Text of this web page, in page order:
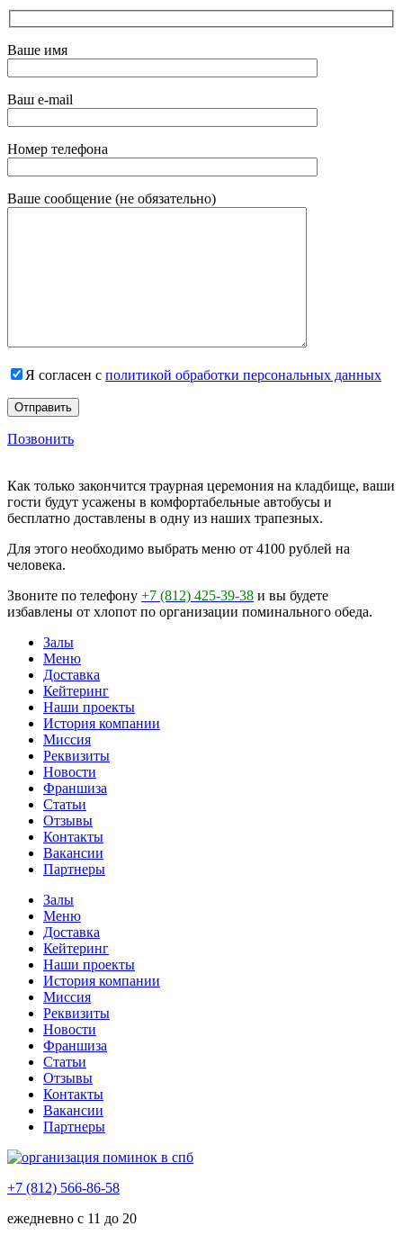
Ваше имя
Ваш e-mail
Номер телефона
Ваше сообщение (не обязательно)
Я согласен с политикой обработки персональных данных
Позвонить
Как только закончится траурная церемония на кладбище, ваши
гости будут усажены в комфортабельные автобусы и
бесплатно доставлены в одну из наших трапезных.
Для этого необходимо выбрать меню от 4100 рублей на
человека.
Звоните по телефону +7 (812) 425-39-38 и вы будете
избавлены от хлопот по организации поминального обеда.
Залы
Меню
Доставка
Кейтеринг
Наши проекты
История компании
Миссия
Реквизиты
Новости
Франшиза
Статьи
Отзывы
Контакты
Вакансии
Партнеры
Залы
Меню
Доставка
Кейтеринг
Наши проекты
История компании
Миссия
Реквизиты
Новости
Франшиза
Статьи
Отзывы
Контакты
Вакансии
Партнеры
+7 (812) 566-86-58
ежедневно с 11 до 20